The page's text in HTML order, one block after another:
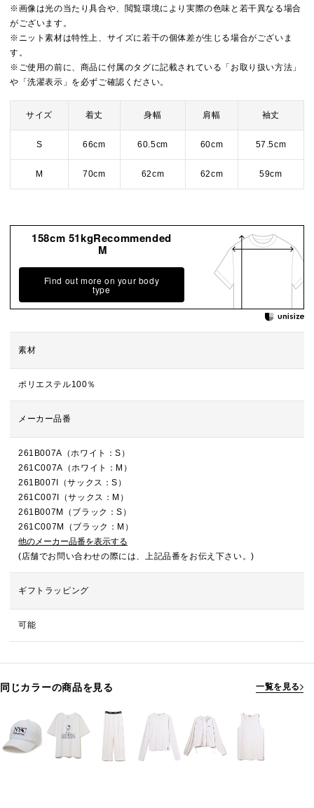
※画像は光の当たり具合や、閲覧環境により実際の色味と若干異なる場合
がございます。
※ニット素材は特性上、サイズに若干の個体差が生じる場合がございま
す。
※ご使用の前に、商品に付属のタグに記載されている「お取り扱い方法」
や「洗濯表示」を必ずご確認ください。
サイズ 着丈 身幅 肩幅 袖丈
S 66cm 60.5cm 60cm 57.5cm
M 70cm 62cm 62cm 59cm
158cm 51kgRecommended
M
Find out more on your body
type
素材
ポリエステル100％
メーカー品番
261B007A（ホワイト：S）
261C007A（ホワイト：M）
261B007I（サックス：S）
261C007I（サックス：M）
261B007M（ブラック：S）
261C007M（ブラック：M）
他のメーカー品番を表示する
(店舗でお問い合わせの際には、上記品番をお伝え下さい。)
ギフトラッピング
可能
同じカラーの商品を見る 一覧を見る